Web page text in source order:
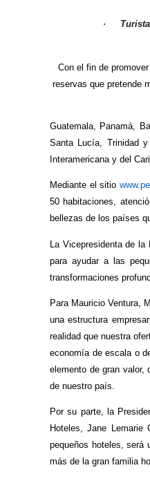
·
Con el fin de
reservas que pretende
Guatemala, Panamá,
Santa Lucía, Trinidad
Interamericana y del
Mediante el sitio
50 habitaciones,
bellezas de los países
La Vicepresidenta de la
para ayudar a las
transformaciones
Para Mauricio Ventura,
una estructura
realidad que nuestra
economía de escala o
elemento de gran valor,
de nuestro país.
Por su parte, la
Hoteles, Jane
pequeños hoteles, será
más de la gran familia